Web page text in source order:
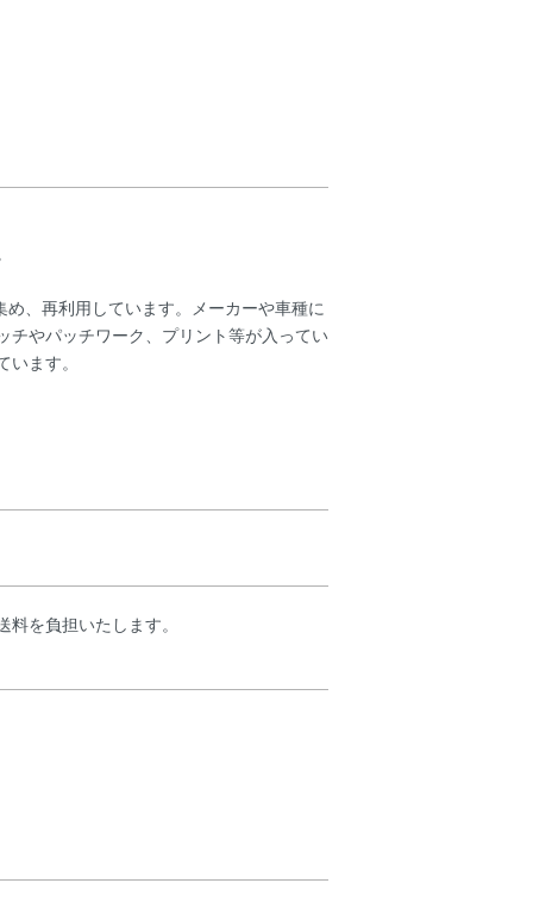
、再利用しています。メーカーや車種に
チやパッチワーク、プリント等が入ってい
ます。
を負担いたします。